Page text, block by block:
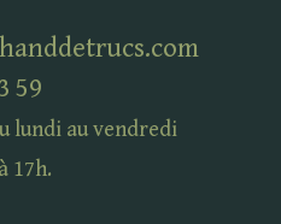
59
lundi au vendredi
17h.